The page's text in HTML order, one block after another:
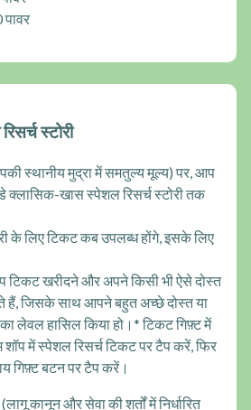
स्टोरी
स्थानीय मुद्रा में समतुल्य मूल्य) पर, आप
क्लासिक-खास स्पेशल रिसर्च स्टोरी तक
के लिए टिकट कब उपलब्ध होंगे, इसके लिए
टिकट खरीदने और अपने किसी भी ऐसे दोस्त
हैं, जिसके साथ आपने बहुत अच्छे दोस्त या
लेवल हासिल किया हो।* टिकट गिफ़्ट में
में स्पेशल रिसर्च टिकट पर टैप करें, फिर
गिफ़्ट बटन पर टैप करें।
कानून और सेवा की शर्तों में निर्धारित